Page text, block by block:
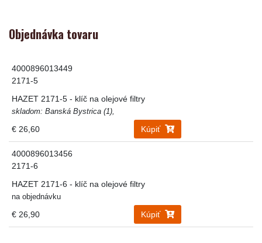
Objednávka tovaru
4000896013449
2171-5
HAZET 2171-5 - klíč na olejové filtry
skladom: Banská Bystrica (1),
€ 26,60 Kúpiť
4000896013456
2171-6
HAZET 2171-6 - klíč na olejové filtry
na objednávku
€ 26,90 Kúpiť